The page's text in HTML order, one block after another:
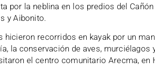
por la neblina en los predios del
y Aibonito.
hicieron recorridos en kayak por un
la conservación de aves, murciélagos
el centro comunitario Arecma, en